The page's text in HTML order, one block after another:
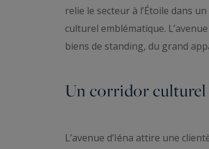
relie le secteur à l’Étoile dans
culturel emblématique.
biens de standing, du grand
Un corridor
L’avenue d’Iéna attire une